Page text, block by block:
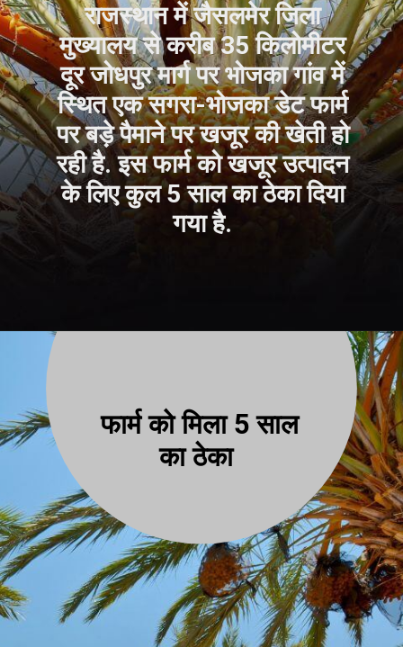
राजस्थान में जैसलमेर जिला
मुख्यालय से करीब 35 किलोमीटर
दूर जोधपुर मार्ग पर भोजका गांव में
स्थित एक सगरा-भोजका डेट फार्म
पर बड़े पैमाने पर खजूर की खेती हो
रही है. इस फार्म को खजूर उत्पादन
के लिए कुल 5 साल का ठेका दिया
गया है.
फार्म को मिला 5 साल
का ठेका